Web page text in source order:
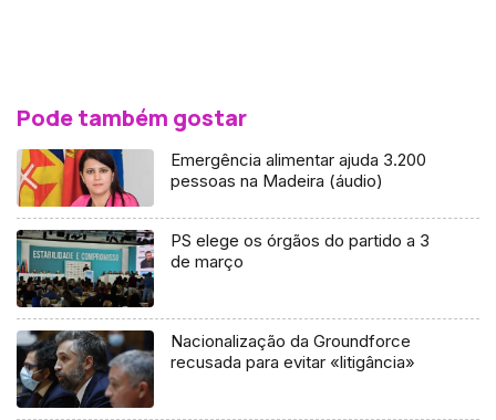
Pode também gostar
Emergência alimentar ajuda 3.200
pessoas na Madeira (áudio)
PS elege os órgãos do partido a 3
de março
Nacionalização da Groundforce
recusada para evitar «litigância»